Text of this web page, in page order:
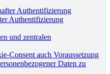
Authentifizierung
und zentralen